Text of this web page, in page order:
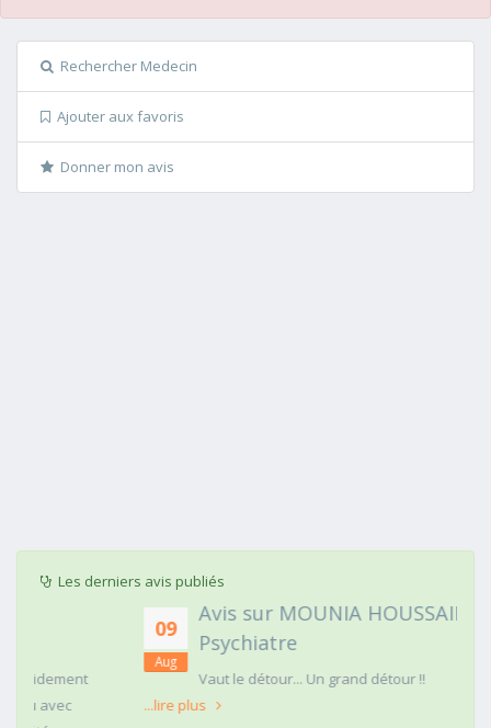
Rechercher Medecin
Ajouter aux favoris
Donner mon avis
Les derniers avis publiés
Avis sur MOUNIA HOUSSAIM,
Psychiatre
Vaut le détour... Un grand détour !!
...lire plus